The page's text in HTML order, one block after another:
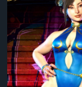
l
a
t
a
n
t
a
r
i
h
i